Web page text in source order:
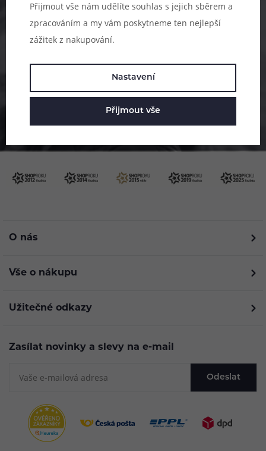
483 51 51 31
Po–Pá: 09:00–17:00
info@ejuice.cz
O nás
Vše o nákupu
Užitečné odkazy
Zasílat novinky a slevy na e-mail
Odeslat
Přijmout vše nám udělíte souhlas s jejich sběrem a
zpracováním a my vám poskytneme ten nejlepší
zážitek z nakupování.
Nastavení
Přijmout vše